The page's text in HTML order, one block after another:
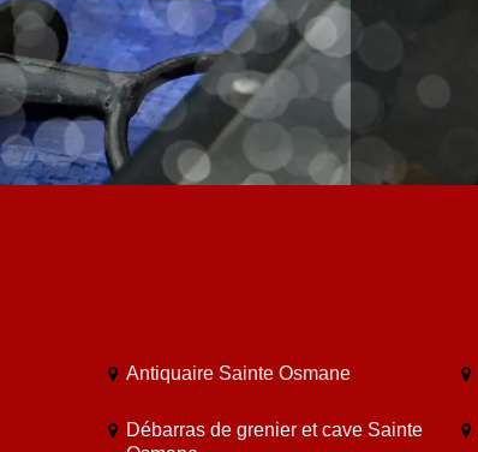
Antiquaire Sainte Osmane
Débarras de grenier et cave Sainte